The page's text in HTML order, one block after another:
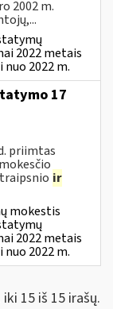
2002 m.
2022 metais
2022 m.
17
priimtas
ir
mokestis
2022 metais
2022 m.
15 iš 15 irašų.